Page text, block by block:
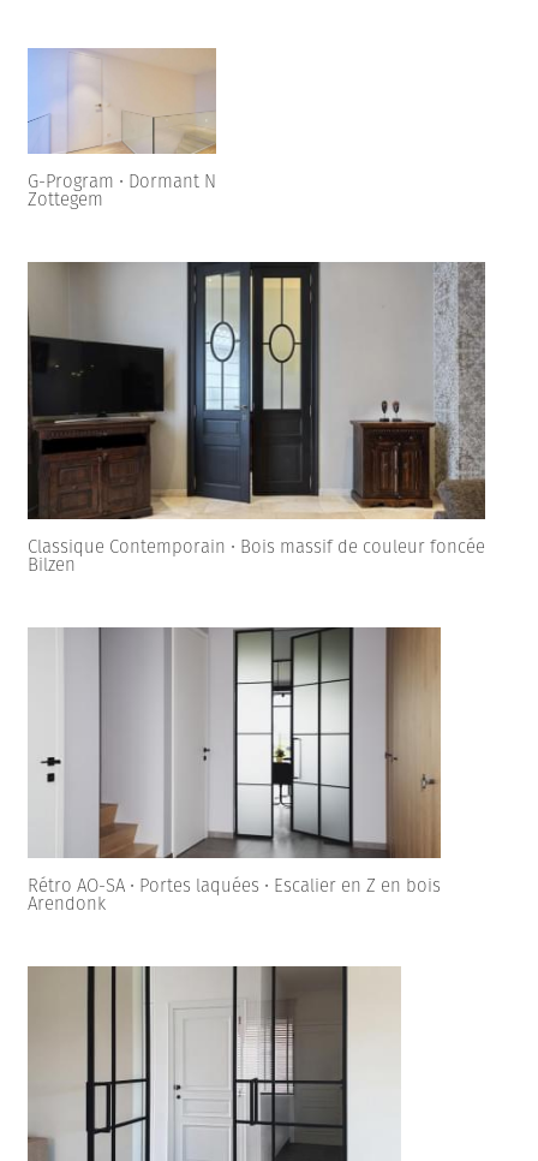
G-Program • Dormant N
Zottegem
Classique Contemporain • Bois massif de couleur foncée
Bilzen
Rétro AO-SA • Portes laquées • Escalier en Z en bois
Arendonk